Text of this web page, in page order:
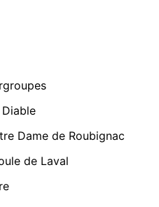
Dame de Roubignac
de Laval